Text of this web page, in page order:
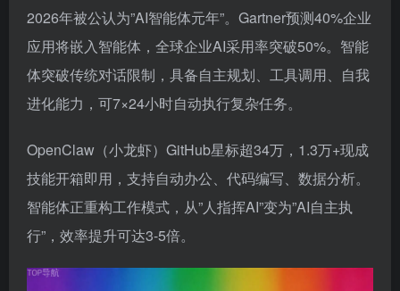
2026年被公认为”AI智能体元年”。Gartner预测40%企业
应用将嵌入智能体，全球企业AI采用率突破50%。智能
体突破传统对话限制，具备自主规划、工具调用、自我
进化能力，可7×24小时自动执行复杂任务。
OpenClaw（小龙虾）GitHub星标超34万，1.3万+现成
技能开箱即用，支持自动办公、代码编写、数据分析。
智能体正重构工作模式，从”人指挥AI”变为”AI自主执
行”，效率提升可达3-5倍。